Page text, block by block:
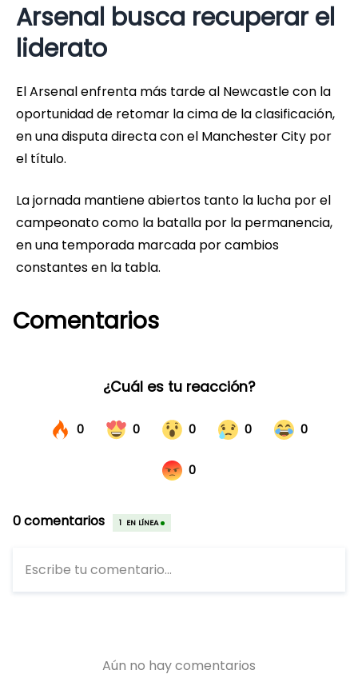
Arsenal busca recuperar el
liderato
El Arsenal enfrenta más tarde al Newcastle con la
oportunidad de retomar la cima de la clasificación,
en una disputa directa con el Manchester City por
el título.
La jornada mantiene abiertos tanto la lucha por el
campeonato como la batalla por la permanencia,
en una temporada marcada por cambios
constantes en la tabla.
Comentarios